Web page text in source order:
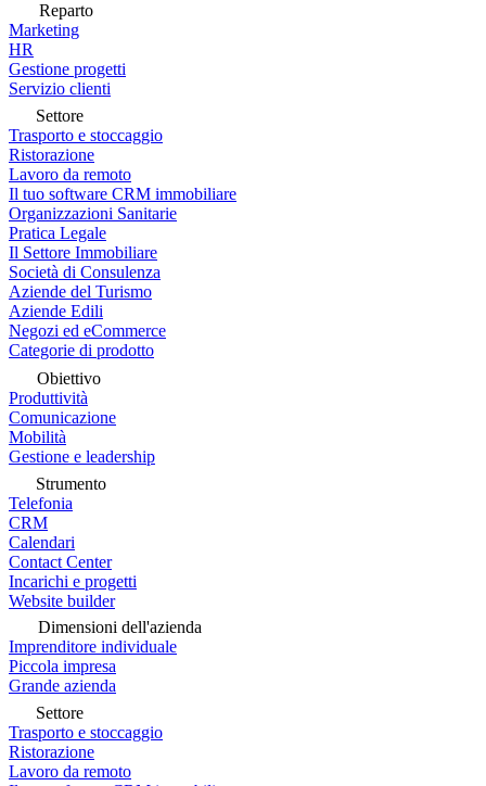
Reparto
Marketing
HR
Gestione progetti
Servizio clienti
Settore
Trasporto e stoccaggio
Ristorazione
Lavoro da remoto
Il tuo software CRM immobiliare
Organizzazioni Sanitarie
Pratica Legale
Il Settore Immobiliare
Società di Consulenza
Aziende del Turismo
Aziende Edili
Negozi ed eCommerce
Categorie di prodotto
Obiettivo
Produttività
Comunicazione
Mobilità
Gestione e leadership
Strumento
Telefonia
CRM
Calendari
Contact Center
Incarichi e progetti
Website builder
Dimensioni dell'azienda
Imprenditore individuale
Piccola impresa
Grande azienda
Settore
Trasporto e stoccaggio
Ristorazione
Lavoro da remoto